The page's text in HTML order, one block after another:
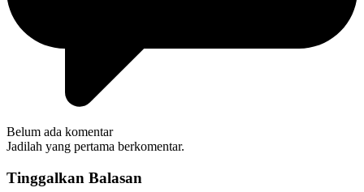
Belum ada komentar
Jadilah yang pertama berkomentar.
Tinggalkan Balasan